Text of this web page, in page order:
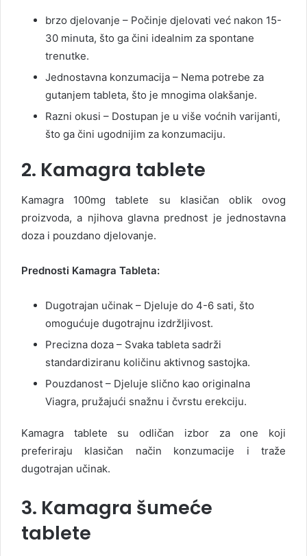
brzo djelovanje – Počinje djelovati već nakon 15-
30 minuta, što ga čini idealnim za spontane
trenutke.
Jednostavna konzumacija – Nema potrebe za
gutanjem tableta, što je mnogima olakšanje.
Razni okusi – Dostupan je u više voćnih varijanti,
što ga čini ugodnijim za konzumaciju.
2. Kamagra tablete
Kamagra 100mg tablete su klasičan oblik ovog
proizvoda, a njihova glavna prednost je jednostavna
doza i pouzdano djelovanje.
Prednosti Kamagra Tableta:
Dugotrajan učinak – Djeluje do 4-6 sati, što
omogućuje dugotrajnu izdržljivost.
Precizna doza – Svaka tableta sadrži
standardiziranu količinu aktivnog sastojka.
Pouzdanost – Djeluje slično kao originalna
Viagra, pružajući snažnu i čvrstu erekciju.
Kamagra tablete su odličan izbor za one koji
preferiraju klasičan način konzumacije i traže
dugotrajan učinak.
3. Kamagra šumeće
tablete